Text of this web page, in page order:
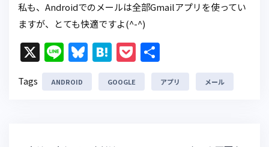
私も、Androidでのメールは全部Gmailアプリを使ってい
ますが、とても快適ですよ(^-^)
X Li
n
e
Bl
u
e
H
at
e
P
o
c
有
Tags ANDROID GOOGLE アプリ メール